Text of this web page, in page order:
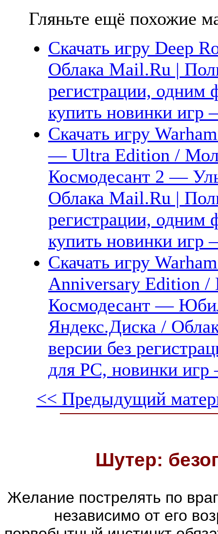
Гляньте ещё похожие
Скачать игру Deep
Облака Mail.Ru |
регистрации, одним
купить новинки
Скачать игру
— Ultra Edition /
Космодесант 2 —
Облака Mail.Ru |
регистрации, одним
купить новинки
Скачать игру
Anniversary Edition
Космодесант —
Яндекс.Диска /
версии без
для PC, новинки
<< Предыдущий
Шутер:
Желание пострелять по
независимо от его